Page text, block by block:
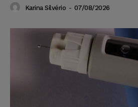
Karina Silvério - 07/08/2026